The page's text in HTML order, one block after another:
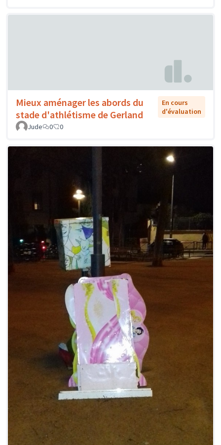
Mieux aménager les abords du
stade d'athlétisme de Gerland
En cours
d'évaluation
Jude
0 0